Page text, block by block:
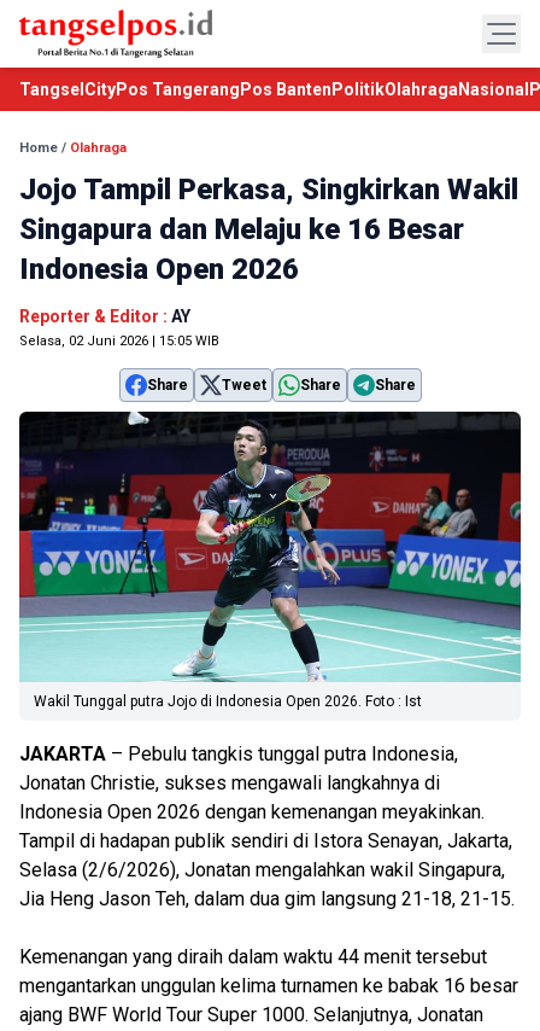
TangselCityPos Tangerang Pos Banten PolitikOlahraga Nasional
Home / Olahraga
Jojo Tampil Perkasa, Singkirkan Wakil
Singapura dan Melaju ke 16 Besar
Indonesia Open 2026
Reporter & Editor : AY
Selasa, 02 Juni 2026 | 15:05 WIB
Share Tweet Share Share
Wakil Tunggal putra Jojo di Indonesia Open 2026. Foto : Ist
JAKARTA – Pebulu tangkis tunggal putra Indonesia,
Jonatan Christie, sukses mengawali langkahnya di
Indonesia Open 2026 dengan kemenangan meyakinkan.
Tampil di hadapan publik sendiri di Istora Senayan, Jakarta,
Selasa (2/6/2026), Jonatan mengalahkan wakil Singapura,
Jia Heng Jason Teh, dalam dua gim langsung 21-18, 21-15.
Kemenangan yang diraih dalam waktu 44 menit tersebut
mengantarkan unggulan kelima turnamen ke babak 16 besar
ajang BWF World Tour Super 1000. Selanjutnya, Jonatan